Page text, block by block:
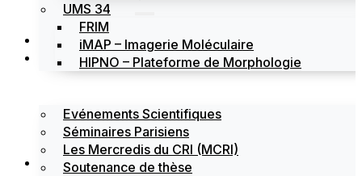
UMS 34
FRIM
iMAP – Imagerie Moléculaire
HIPNO – Plateforme de Morphologie
Actualités
Évènements
Evénements Scientifiques
Séminaires Parisiens
Les Mercredis du CRI (MCRI)
Soutenance de thèse
Emploi / stages